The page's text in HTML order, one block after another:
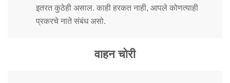
इतरत कुठेही असाल. काही हरकत नाही, आपले कोणत्याही
प्रकरचे नाते संबंध असो.
वाहन चोरी